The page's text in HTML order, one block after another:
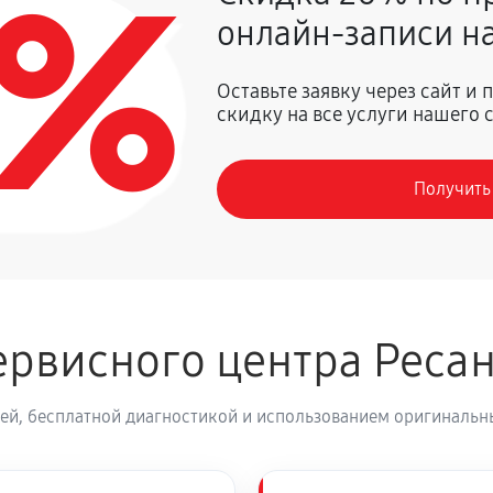
стабилизатора напряжения
1350 руб
2250 руб
онлайн-записи
Оставьте заявку через сайт
скидку на все услуги нашего
центра
бесплатной диагностикой и использованием